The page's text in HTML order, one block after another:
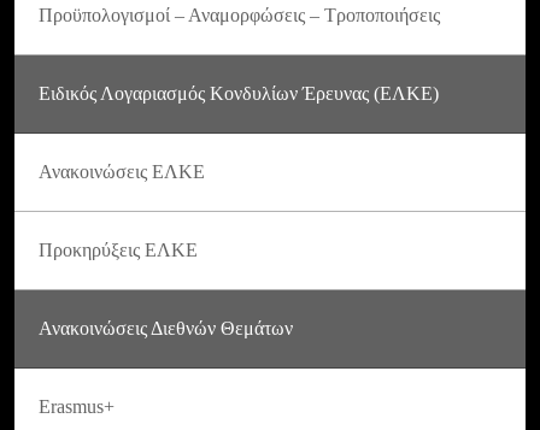
Προϋπολογισμοί – Αναμορφώσεις – Τροποποιήσεις
Ειδικός Λογαριασμός Κονδυλίων Έρευνας (ΕΛΚΕ)
Ανακοινώσεις ΕΛΚΕ
Προκηρύξεις ΕΛΚΕ
Ανακοινώσεις Διεθνών Θεμάτων
Erasmus+